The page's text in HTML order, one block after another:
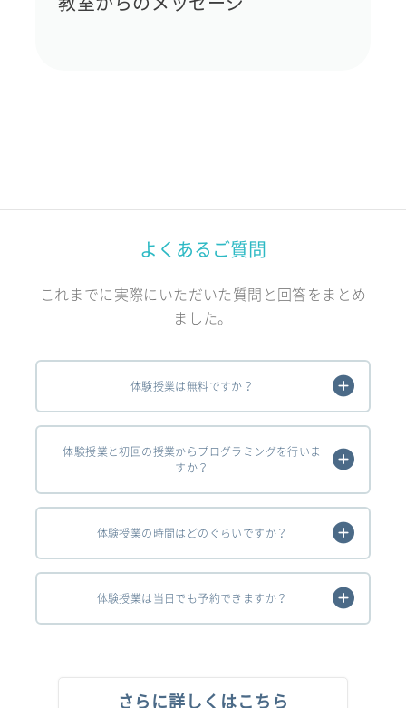
よくあるご質問
これまでに実際にいただいた質問と回答をまとめ
ました。
体験授業は無料ですか？
体験授業と初回の授業からプログラミングを行いま
すか？
体験授業の時間はどのぐらいですか？
体験授業は当日でも予約できますか？
さらに詳しくはこちら